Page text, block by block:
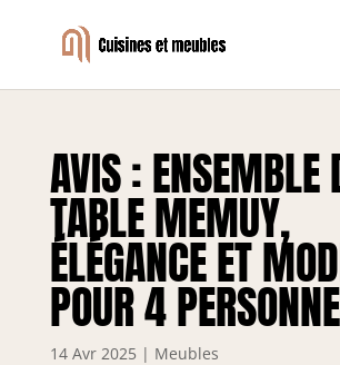
AVIS : ENSEMBLE
TABLE MEMUY,
ÉLÉGANCE ET
POUR 4
14 Avr 2025 | Meubles